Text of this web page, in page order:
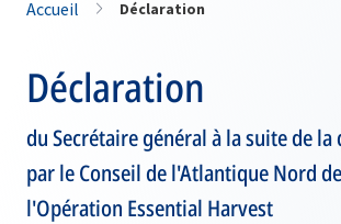
Accueil Déclaration
Déclaration
du Secrétaire général à la suite de
par le Conseil de l'Atlantique Nord
l'Opération Essential Harvest